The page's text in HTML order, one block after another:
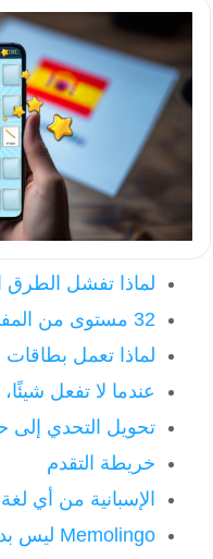
لماذا تفشل الطرق
32 مستوى من المفردات الإسبانية
لماذا تعمل بطاقات
عندما لا تفعل
تحويل التحدي إلى
خريطة التقدم
الإسبانية من أي
Memolingo ليس بديلاً، بل مكملًا ذكيًا